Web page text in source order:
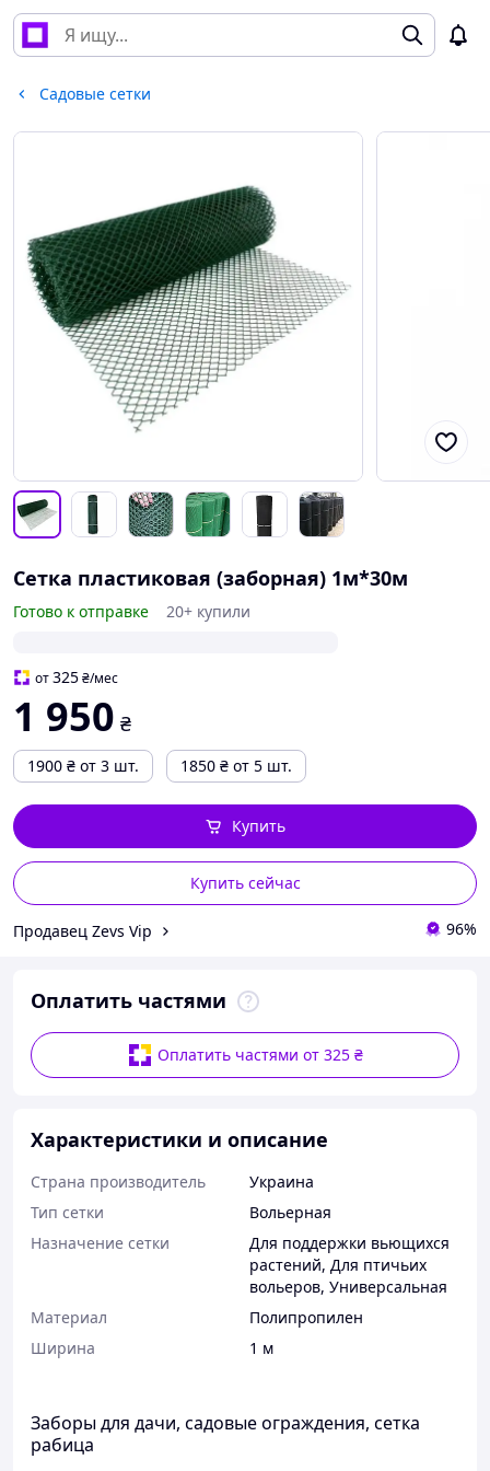
Садовые сетки
Сетка пластиковая (заборная) 1м*30м
Готово к отправке 20+ купили
от325₴/мес
1 950 ₴
1900 ₴ от 3 шт. 1850 ₴ от 5 шт.
Купить сейчас
Купить
Продавец Zevs Vip 96%
Оплатить частями
Оплатить частями от 325 ₴
Характеристики и описание
Страна производитель
Украина
Тип сетки
Вольерная
Назначение сетки
Для поддержки вьющихся
растений, Для птичьих
вольеров, Универсальная
Материал
Полипропилен
Ширина
1 м
Заборы для дачи, садовые ограждения, сетка
рабица